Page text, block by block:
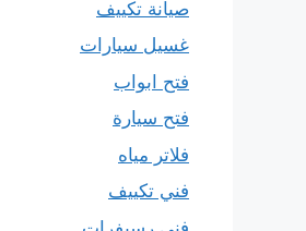
صيانة تكييف
غسيل سيارات
فتح ابواب
فتح سيارة
فلاتر مياه
فني تكييف